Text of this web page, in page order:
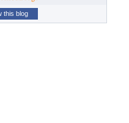
this blog